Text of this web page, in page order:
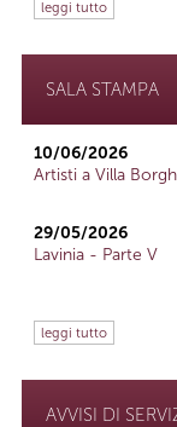
leggi tutto
SALA STAMPA
10/06/2026
Artisti a Villa
29/05/2026
Lavinia - Parte V
leggi tutto
AVVISI DI